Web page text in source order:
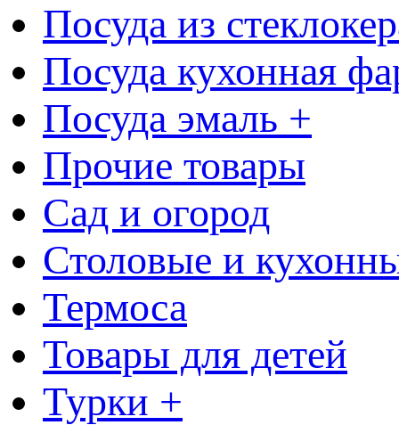
Посуда из
Посуда кухонная
Посуда эмаль +
Прочие товары
Сад и огород
Столовые и
Термоса
Товары для детей
Турки +